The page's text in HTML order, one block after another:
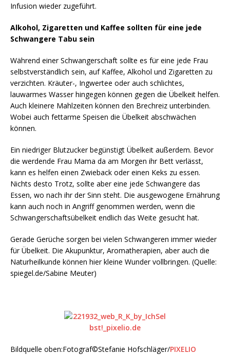
Infusion wieder zugeführt.
Alkohol, Zigaretten und Kaffee sollten für eine jede
Schwangere Tabu sein
Während einer Schwangerschaft sollte es für eine jede Frau
selbstverständlich sein, auf Kaffee, Alkohol und Zigaretten zu
verzichten. Kräuter-, Ingwertee oder auch schlichtes,
lauwarmes Wasser hingegen können gegen die Übelkeit helfen.
Auch kleinere Mahlzeiten können den Brechreiz unterbinden.
Wobei auch fettarme Speisen die Übelkeit abschwächen
können.
Ein niedriger Blutzucker begünstigt Übelkeit außerdem. Bevor
die werdende Frau Mama da am Morgen ihr Bett verlässt,
kann es helfen einen Zwieback oder einen Keks zu essen.
Nichts desto Trotz, sollte aber eine jede Schwangere das
Essen, wo nach ihr der Sinn steht. Die ausgewogene Ernährung
kann auch noch in Angriff genommen werden, wenn die
Schwangerschaftsübelkeit endlich das Weite gesucht hat.
Gerade Gerüche sorgen bei vielen Schwangeren immer wieder
für Übelkeit. Die Akupunktur, Aromatherapien, aber auch die
Naturheilkunde können hier kleine Wunder vollbringen. (Quelle:
spiegel.de/Sabine Meuter)
Bildquelle oben:Fotograf©Stefanie Hofschläger/PIXELIO